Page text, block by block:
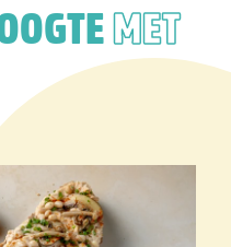
MET